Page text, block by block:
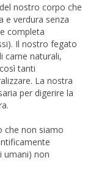
nostro corpo che
e verdura senza
completa
Il nostro fegato
carne naturali,
tanti
La nostra
per digerire la
che non siamo
umani) non